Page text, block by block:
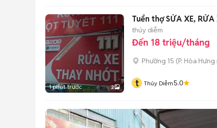
1 phút trước 2
Tuển thợ SỬA XE, RỬA
thúy diễm
Đến 18 triệu/tháng
Phường 15 (P. Hòa Hưng
t Thúy Diễm5.0